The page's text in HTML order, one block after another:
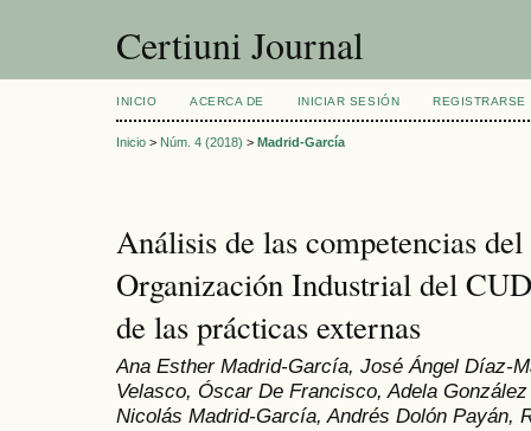
Certiuni Journal
INICIO ACERCA DE INICIAR SESIÓN REGISTRARSE
Inicio > Núm. 4 (2018) > Madrid-García
Análisis de las competencias
Organización Industrial del
de las prácticas externas
Ana Esther Madrid-García, José Ángel Díaz-
Velasco, Óscar De Francisco, Adela
Nicolás Madrid-García, Andrés Dolón Payán,